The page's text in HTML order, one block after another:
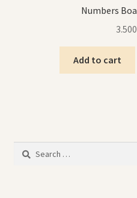
3.500
Add to cart
Search